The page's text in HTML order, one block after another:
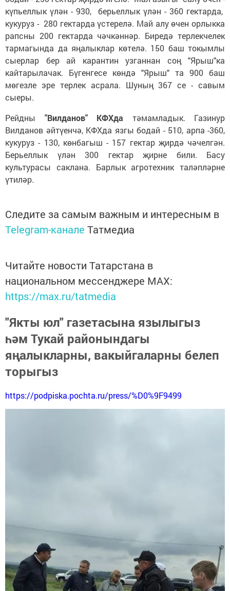
күпьеллык үлән - 930, берьеллык үлән - 360 гектарда,
кукуруз - 280 гектарда үстерелә. Май алу өчен орлыкка
рапсны 200 гектарда чәчкәннәр. Биредә терлекчелек
тармагында да яңалыклар көтелә. 150 баш токымлы
сыерлар бер ай карантин узганнан соң "Ярыш"ка
кайтарылачак. Бүгенгесе көндә "Ярыш" та 900 баш
мөгезле эре терлек асрала. Шуның 367 се - савым
сыеры.
Рейдны "Вилданов" КФХда тәмамладык. Газинур
Вилданов әйтүенчә, КФХда язгы бодай - 510, арпа -360,
кукуруз - 130, көнбагыш - 157 гектар җирдә чәчелгән.
Берьеллык үлән 300 гектар җирне били. Басу
культурасы саклана. Барлык агротехник таләпләрне
үтиләр.
Следите за самым важным и интересным в
Telegram-канале Татмедиа
Читайте новости Татарстана в
национальном мессенджере MАХ:
https://max.ru/tatmedia
"Якты юл" газетасына язылыгыз
һәм Тукай районындагы
яңалыкларны, вакыйгаларны белеп
торыгыз
https://podpiska.pochta.ru/press/%D0%9F9499